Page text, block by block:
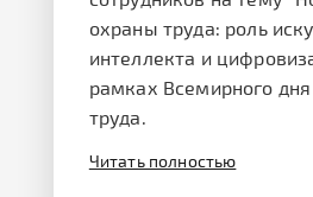
охраны труда: роль
интеллекта и
рамках Всемирного
труда.
Читать полностью